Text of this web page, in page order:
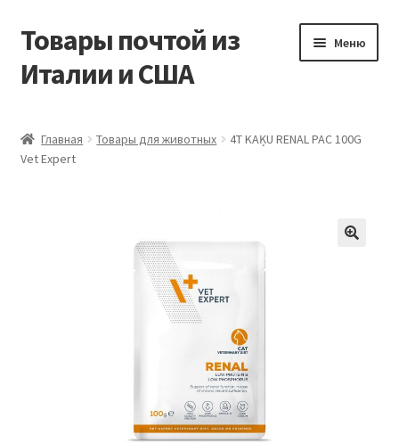
Перейти
навигации
Перейти
содержимому
Товары почтой из
Италии и США
Меню
Контакты
Главная Товары для животных
4T KAĶU RENAL PAC 100G
Vet Expert